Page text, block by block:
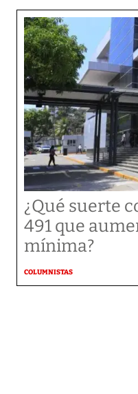
¿Qué suerte
491 que
mínima?
COLUMNISTAS